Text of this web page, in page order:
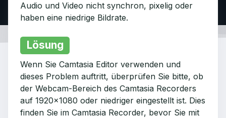
Audio und Video nicht synchron, pixelig oder
haben eine niedrige Bildrate.
Lösung
Wenn Sie Camtasia Editor verwenden und
dieses Problem auftritt, überprüfen Sie bitte, ob
der Webcam-Bereich des Camtasia Recorders
auf 1920x1080 oder niedriger eingestellt ist. Dies
finden Sie im Camtasia Recorder, bevor Sie mit